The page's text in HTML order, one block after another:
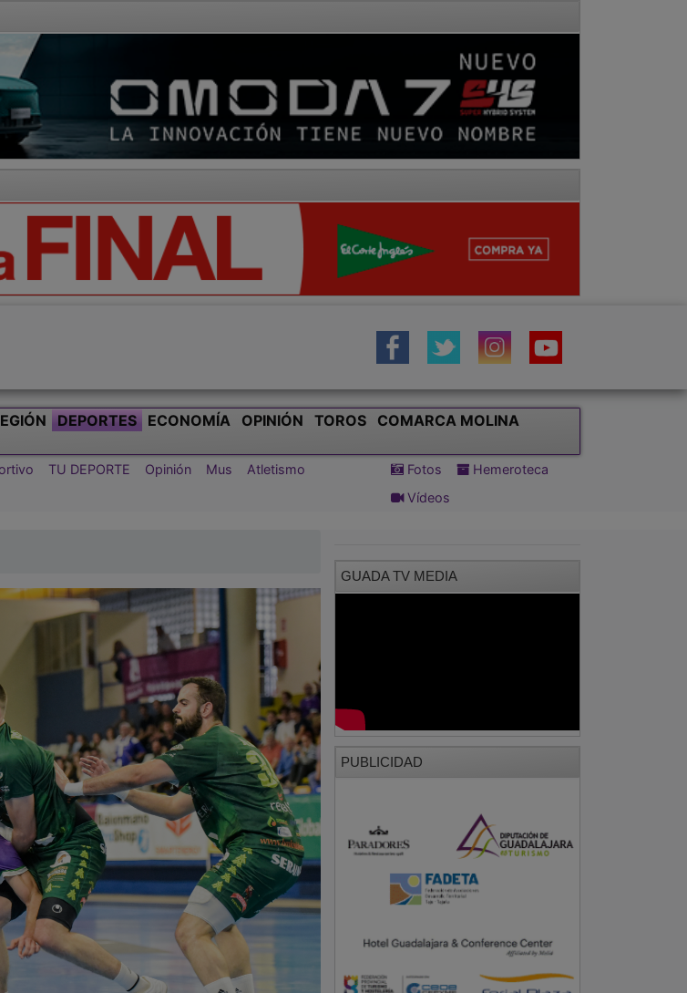
DEPORTES ECONOMÍA OPINIÓN TOROS
COMARCA MOLINA
TU DEPORTE Opinión Mus
Atletismo
Fotos
Hemeroteca
Vídeos
GUADA TV MEDIA
PUBLICIDAD